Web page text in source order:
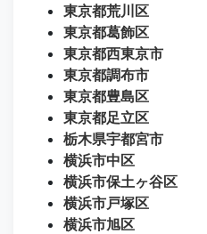
東京都荒川区
東京都葛飾区
東京都西東京市
東京都調布市
東京都豊島区
東京都足立区
栃木県宇都宮市
横浜市中区
横浜市保土ヶ谷区
横浜市戸塚区
横浜市旭区